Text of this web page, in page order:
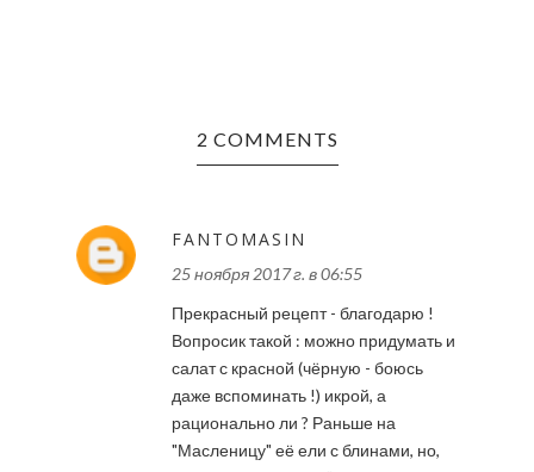
2 COMMENTS
FANTOMASIN
25 ноября 2017 г. в 06:55
Прекрасный рецепт - благодарю !
Вопросик такой : можно придумать и
салат с красной (чёрную - боюсь
даже вспоминать !) икрой, а
рационально ли ? Раньше на
"Масленицу" её ели с блинами, но,